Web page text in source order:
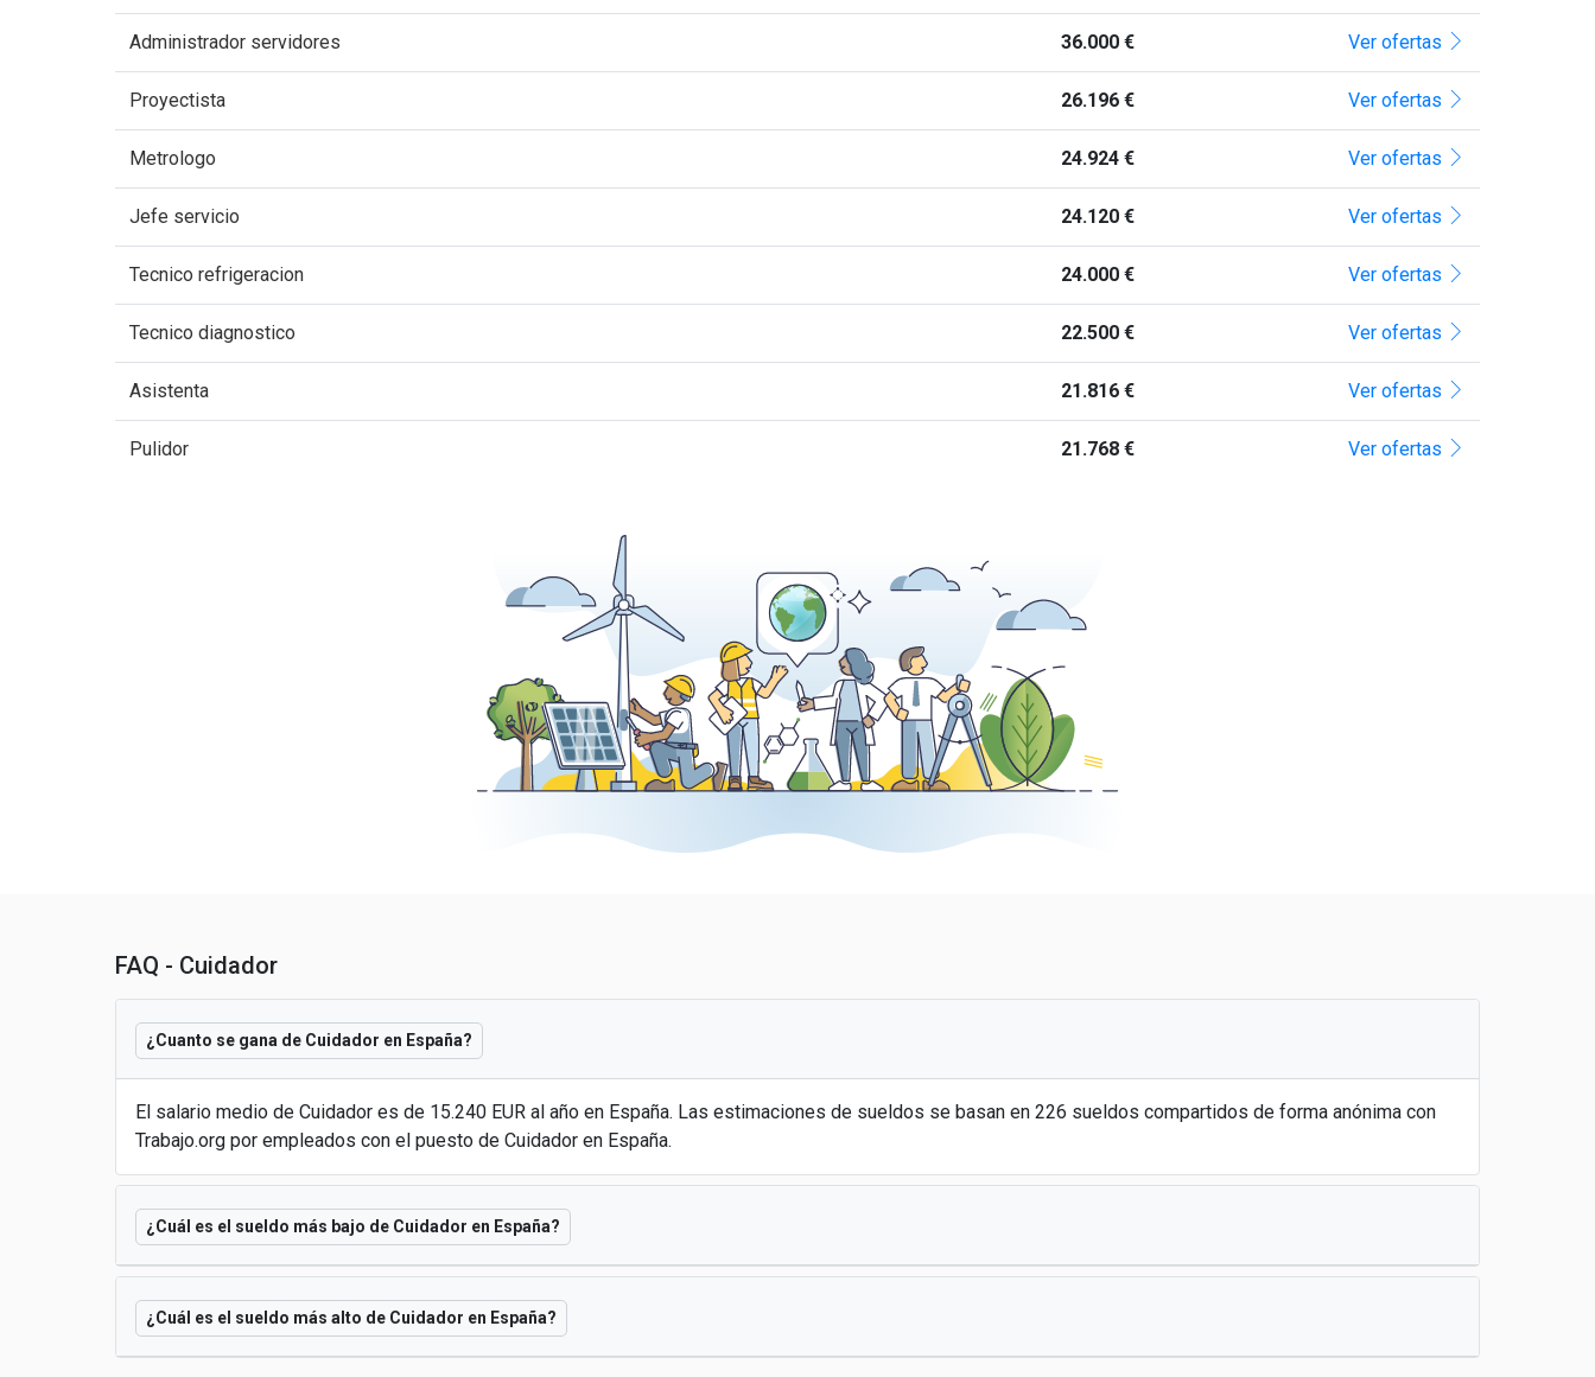
Administrador servidores 36.000 € Ver ofertas
Proyectista 26.196 € Ver ofertas
Metrologo 24.924 € Ver ofertas
Jefe servicio 24.120 € Ver ofertas
Tecnico refrigeracion 24.000 € Ver ofertas
Tecnico diagnostico 22.500 € Ver ofertas
Asistenta 21.816 € Ver ofertas
Pulidor 21.768 € Ver ofertas
FAQ - Cuidador
¿Cuanto se gana de Cuidador en España?
El salario medio de Cuidador es de 15.240 EUR al año en España. Las estimaciones de sueldos se basan en 226 sueldos compartidos de forma anónima con
Trabajo.org por empleados con el puesto de Cuidador en España.
¿Cuál es el sueldo más bajo de Cuidador en España?
¿Cuál es el sueldo más alto de Cuidador en España?